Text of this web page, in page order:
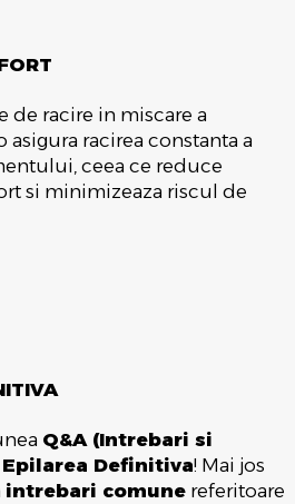
de racire in miscare a
racirea constanta a
ceea ce reduce
si minimizeaza riscul de
Q&A (Intrebari si
Epilarea Definitiva! Mai jos
intrebari comune referitoare